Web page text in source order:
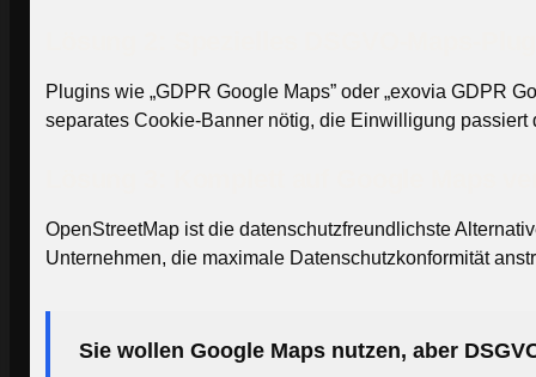
Plugins wie „GDPR Google Maps” oder „exovia GDPR
separates Cookie-Banner nötig, die Einwilligung passiert
OpenStreetMap ist die datenschutzfreundlichste
Unternehmen, die maximale Datenschutzkonformität
Sie wollen Google Maps nutzen, aber